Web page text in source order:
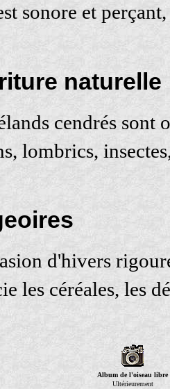
sonore et
naturelle
cendrés sont
lombrics,
d'hivers
les céréales, les
Album de l'oiseau libre
Ultérieurement